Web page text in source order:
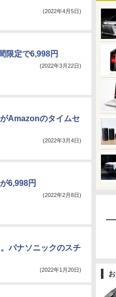
(2022年4月5日)
限定で6,998円
(2022年3月22日)
Amazonのタイムセ
(2022年3月4日)
6,998円
(2022年2月8日)
パナソニックのスチ
(2022年1月20日)